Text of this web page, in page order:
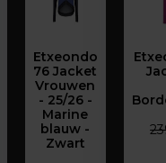
Etxeondo
76 Jacket
Vrouwen
- 25/26 -
Marine
blauw -
Zwart